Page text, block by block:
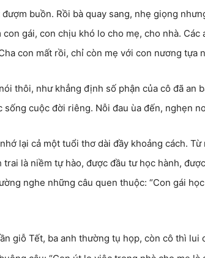
buồn. Rồi bà quay sang, nhẹ giọng
con gái, con chịu khó lo cho mẹ, cho nhà.
con mất rồi, chỉ còn mẹ với con nương tựa
thôi, như khẳng định số phận của cô đã an
sống cuộc đời riêng. Nỗi đau ùa đến, nghẹn
lại cả một tuổi thơ dài đầy khoảng cách.
trai là niềm tự hào, được đầu tư học hành,
nghe những câu quen thuộc: “Con gái
giỗ Tết, ba anh thường tụ họp, còn cô thì